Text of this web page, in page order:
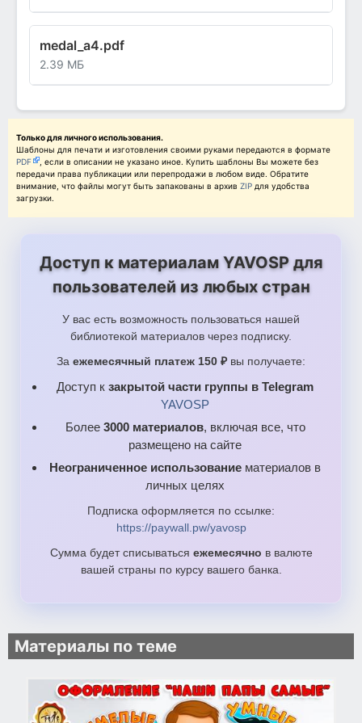
medal_a4.pdf
2.39 МБ
Только для личного использования.
Шаблоны для печати и изготовления своими руками передаются в формате
PDF
, если в описании не указано иное. Купить шаблоны Вы можете без
передачи права публикации или перепродажи в любом виде. Обратите
внимание, что файлы могут быть запакованы в архив ZIP для удобства
загрузки.
Доступ к материалам YAVOSP для
пользователей из любых стран
У вас есть возможность пользоваться нашей
библиотекой материалов через подписку.
За ежемесячный платеж 150 ₽ вы получаете:
Доступ к закрытой части группы в Telegram
YAVOSP
Более 3000 материалов, включая все, что
размещено на сайте
Неограниченное использование материалов в
личных целях
Подписка оформляется по ссылке:
https://paywall.pw/yavosp
Сумма будет списываться ежемесячно в валюте
вашей страны по курсу вашего банка.
Материалы по теме